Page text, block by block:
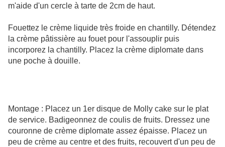
m'aide d'un cercle à tarte de 2cm de haut.
Fouettez le crème liquide très froide en chantilly. Détendez
la crème pâtissière au fouet pour l'assouplir puis
incorporez la chantilly. Placez la crème diplomate dans
une poche à douille.
Montage : Placez un 1er disque de Molly cake sur le plat
de service. Badigeonnez de coulis de fruits. Dressez une
couronne de crème diplomate assez épaisse. Placez un
peu de crème au centre et des fruits, recouvert d'un peu de